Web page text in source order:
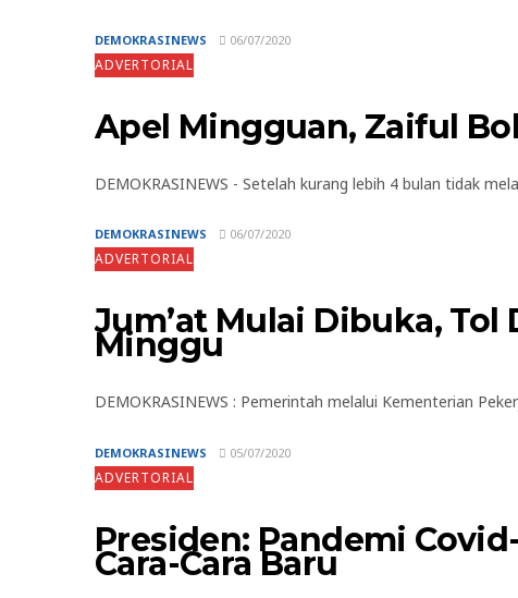
DEMOKRASINEWS 06/07/2020
ADVERTORIAL
Apel Mingguan, Zaiful
DEMOKRASINEWS - Setelah kurang lebih 4 bulan tidak
DEMOKRASINEWS 06/07/2020
ADVERTORIAL
Jum’at Mulai Dibuka, Tol
Minggu
DEMOKRASINEWS : Pemerintah melalui Kementerian
DEMOKRASINEWS 05/07/2020
ADVERTORIAL
Presiden: Pandemi
Cara-Cara Baru